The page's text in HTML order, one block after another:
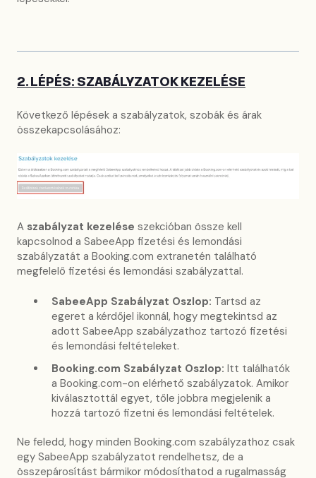
2. LÉPÉS: SZABÁLYZATOK KEZELÉSE
Következő lépések a szabályzatok, szobák és árak
összekapcsolásához:
A szabályzat kezelése szekcióban össze kell
kapcsolnod a SabeeApp fizetési és lemondási
szabályzatát a Booking.com extranetén található
megfelelő fizetési és lemondási szabályzattal.
SabeeApp Szabályzat Oszlop: Tartsd az
egeret a kérdőjel ikonnál, hogy megtekintsd az
adott SabeeApp szabályzathoz tartozó fizetési
és lemondási feltételeket.
Booking.com Szabályzat Oszlop: Itt találhatók
a Booking.com-on elérhető szabályzatok. Amikor
kiválasztottál egyet, tőle jobbra megjelenik a
hozzá tartozó fizetni és lemondási feltételek.
Ne feledd, hogy minden Booking.com szabályzathoz csak
egy SabeeApp szabályzatot rendelhetsz, de a
összepárosítást bármikor módosíthatod a rugalmasság